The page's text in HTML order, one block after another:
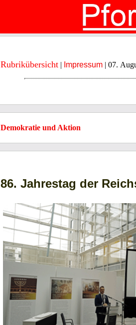
Rubrikübersicht | Impressum | 07.
Demokratie und Aktion
86. Jahrestag der